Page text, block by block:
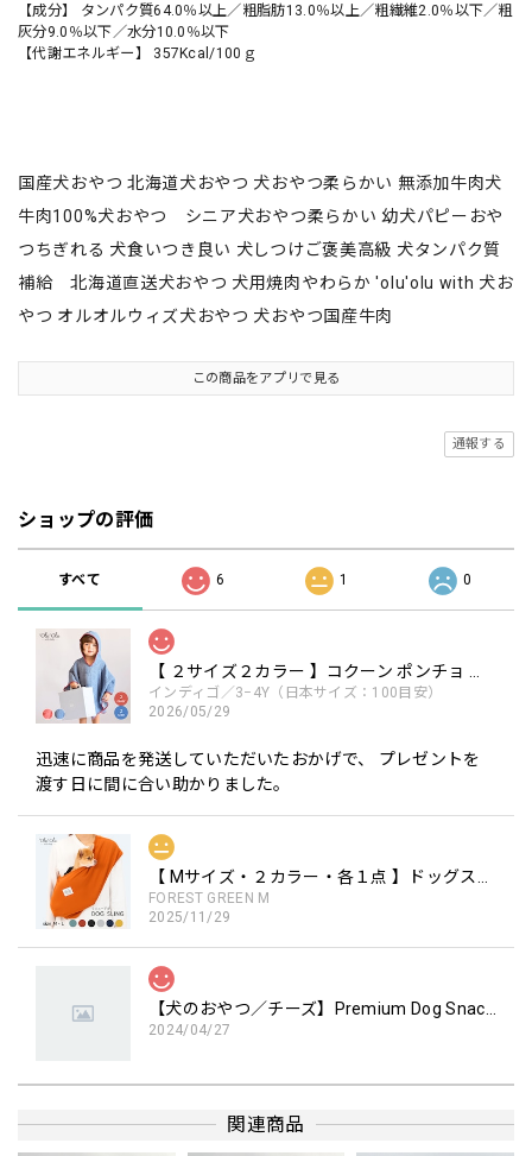
【成分】 タンパク質64.0％以上／粗脂肪13.0％以上／粗繊維2.0％以下／粗
灰分9.0％以下／水分10.0％以下
【代謝エネルギー】 357Kcal/100ｇ
国産犬おやつ 北海道犬おやつ 犬おやつ柔らかい 無添加牛肉犬
牛肉100%犬おやつ シニア犬おやつ柔らかい 幼犬パピーおや
つちぎれる 犬食いつき良い 犬しつけご褒美高級 犬タンパク質
補給 北海道直送犬おやつ 犬用焼肉やわらか 'olu'olu with 犬お
やつ オルオルウィズ犬おやつ 犬おやつ国産牛肉
この商品をアプリで見る
通報する
ショップの評価
すべて 6 1 0
インディゴ／3−4Y（日本サイズ：100目安）
2026/05/29
迅速に商品を発送していただいたおかげで、 プレゼントを
渡す日に間に合い助かりました。
FOREST GREEN M
2025/11/29
2024/04/27
関連商品